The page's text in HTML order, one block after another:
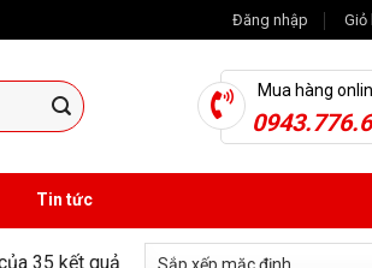
Đăng nhập Giỏ
Mua hàng
Tin tức
35 kết quả